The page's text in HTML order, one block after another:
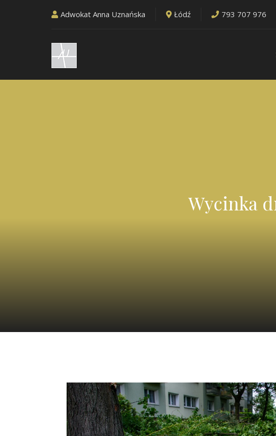
Adwokat Anna Uznańska Łódź 793 707 976
Wycinka